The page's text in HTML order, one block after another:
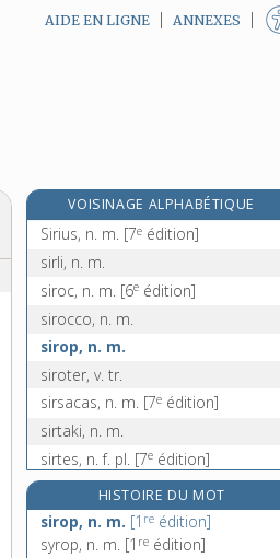
AIDE EN LIGNE ANNEXES
VOISINAGE ALPHABÉTIQUE
sirex, n. m.
Sirius, n. m. [7e édition]
sirli, n. m.
siroc, n. m. [6e édition]
sirocco, n. m.
sirop, n. m.
siroter, v. tr.
sirsacas, n. m. [7e édition]
sirtaki, n. m.
sirtes, n. f. pl. [7e édition]
sirupeux, -euse, adj.
sirvente, n. m.
sirventès, n. m.
HISTOIRE DU MOT
sirop, n. m. [1 re édition]
syrop, n. m. [1 re édition]